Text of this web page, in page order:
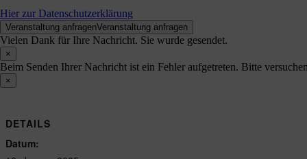
Hier zur Datenschutzerklärung
Veranstaltung anfragenVeranstaltung anfragen
Vielen Dank für Ihre Nachricht. Sie wurde gesendet.
×
Beim Senden Ihrer Nachricht ist ein Fehler aufgetreten. Bitte
×
DETAILS
Datum: